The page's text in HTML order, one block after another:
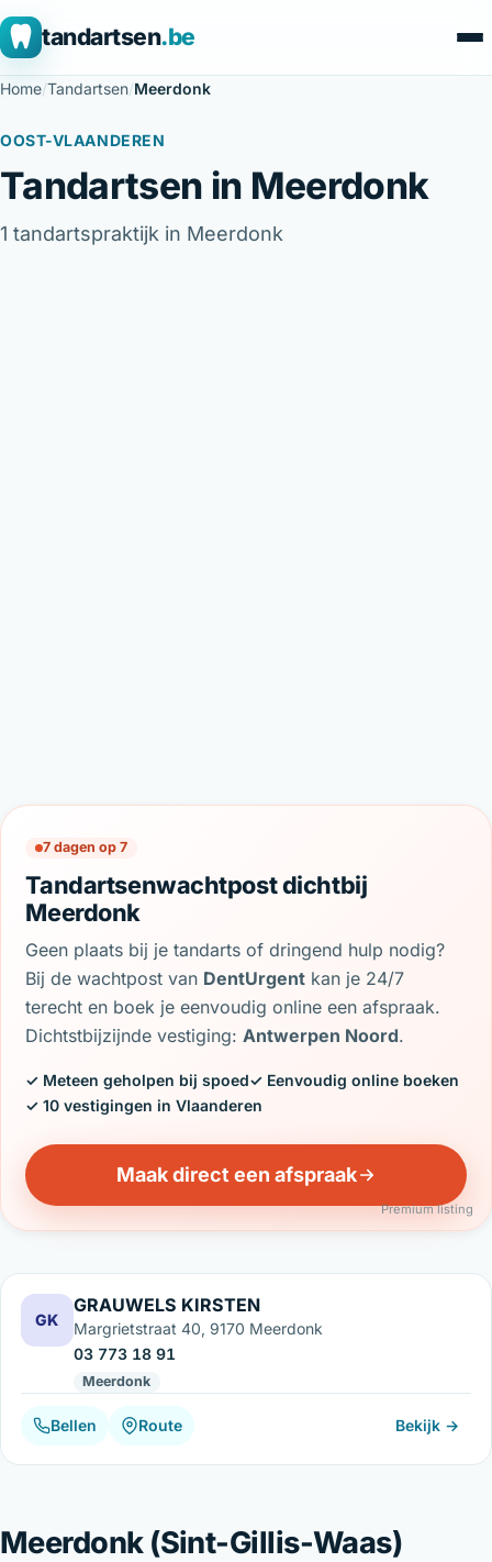
tandartsen.be
Home/Tandartsen/Meerdonk
OOST-VLAANDEREN
Tandartsen in Meerdonk
1 tandartspraktijk in Meerdonk
7 dagen op 7
Tandartsenwachtpost dichtbij
Meerdonk
Geen plaats bij je tandarts of dringend hulp nodig?
Bij de wachtpost van DentUrgent kan je 24/7
terecht en boek je eenvoudig online een afspraak.
Dichtstbijzijnde vestiging:Antwerpen Noord.
✓ Meteen geholpen bij spoed✓ Eenvoudig online boeken
✓ 10 vestigingen in Vlaanderen
Maak direct een afspraak
Premium listing
GK
GRAUWELS KIRSTEN
Margrietstraat 40, 9170 Meerdonk
03 773 18 91
Meerdonk
Bellen Route Bekijk →
Meerdonk (Sint-Gillis-Waas)